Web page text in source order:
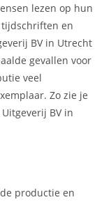
lezen op hun
en
BV in Utrecht
gevallen voor
veel
Zo zie je
BV in
productie en